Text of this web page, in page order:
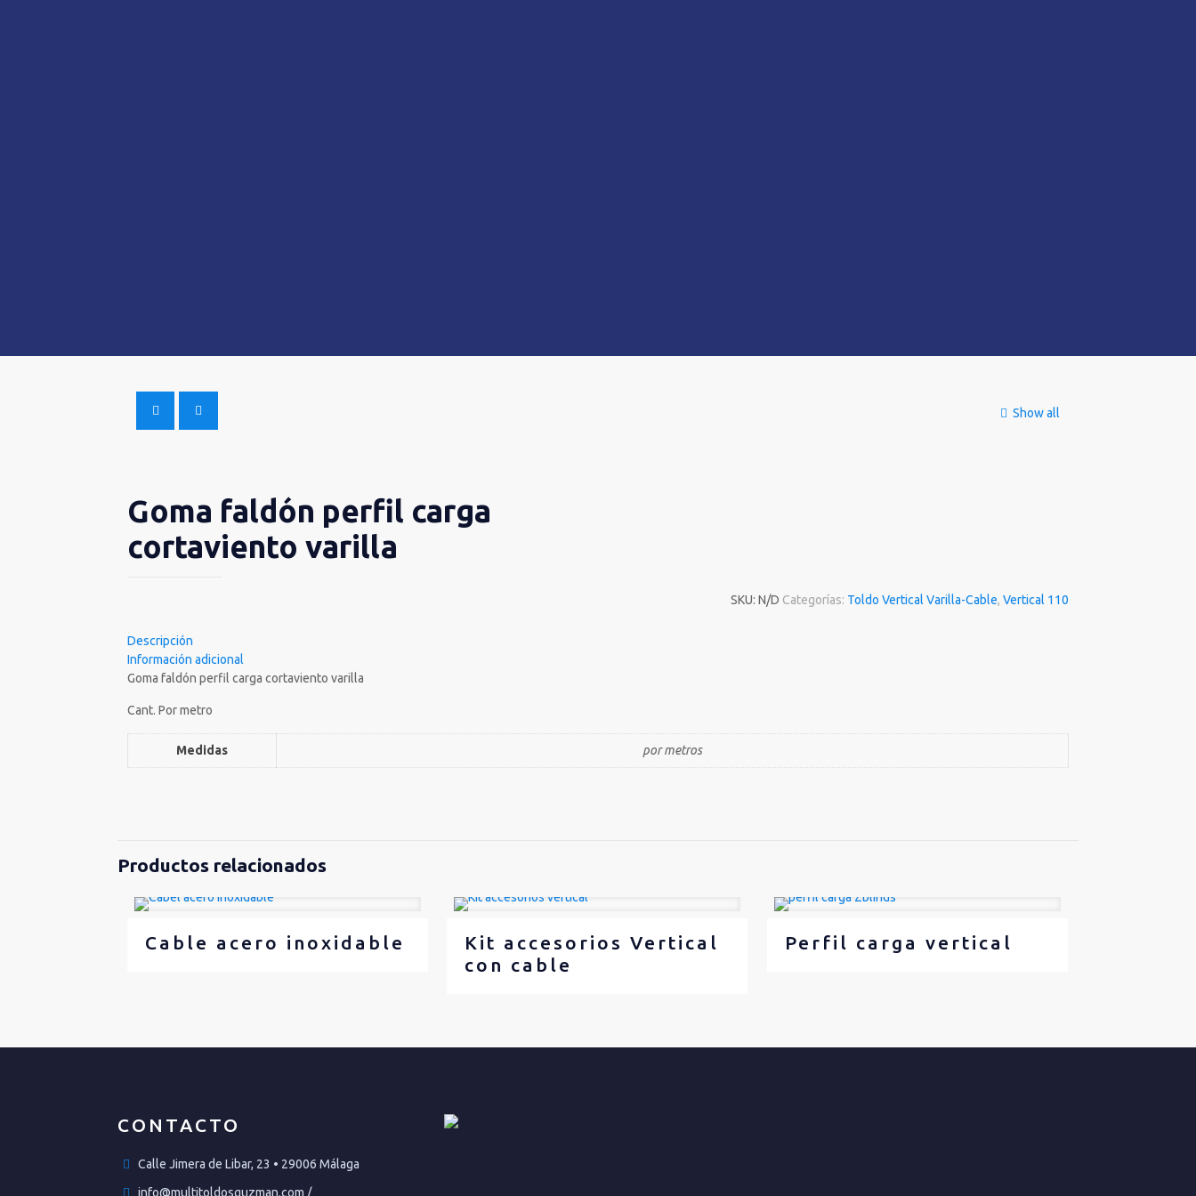
Show all
Goma faldón perfil carga
cortaviento varilla
SKU:N/D Categorías: Toldo Vertical Varilla-Cable,Vertical 110
Descripción
Información adicional
Goma faldón perfil carga cortaviento varilla
Cant. Por metro
Medidas por metros
Productos relacionados
Cable acero inoxidable
Kit accesorios Vertical
con cable
Perfil carga vertical
CONTACTO
Calle Jimera de Libar, 23 • 29006 Málaga
info@multitoldosguzman.com /